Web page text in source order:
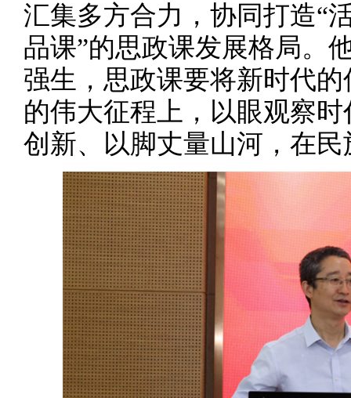
汇集多方合力，协同打造“
品课”的思政课发展格局。
强生，思政课要将新时代
的伟大征程上，以眼观察
创新、以脚丈量山河，在